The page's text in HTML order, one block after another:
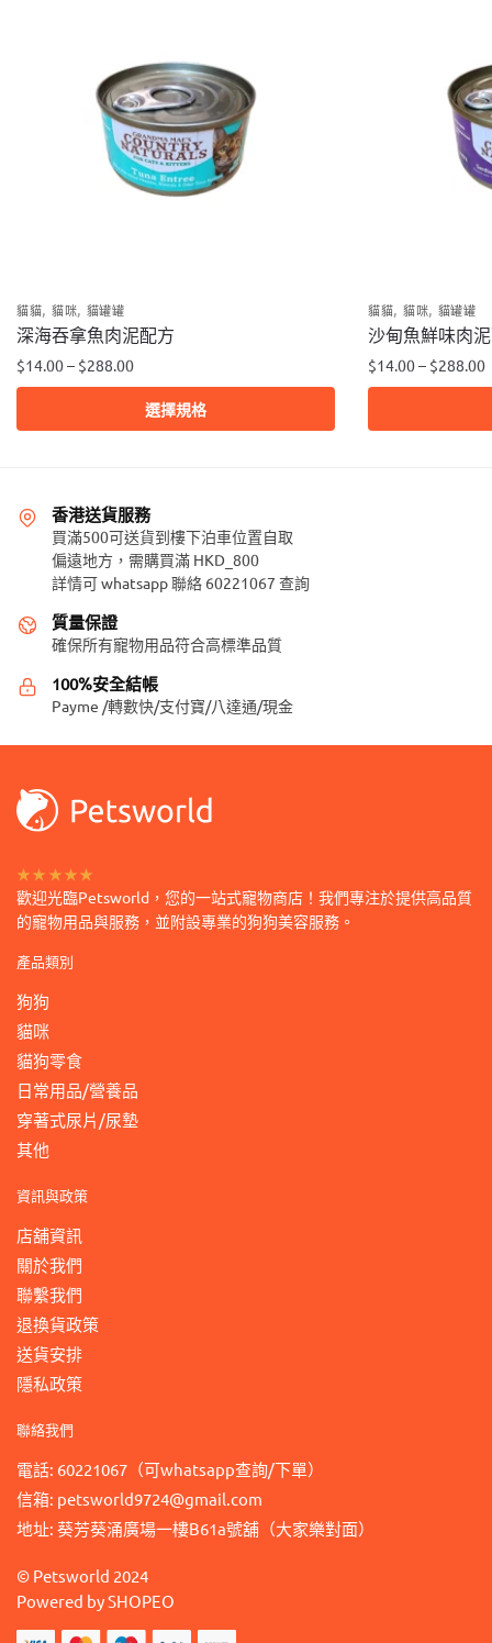
貓貓, 貓咪, 貓罐罐
深海吞拿魚肉泥配方
$14.00– $288.00
選擇規格
產
多
種
可
在
品
面
擇
選
貓貓, 貓咪, 貓罐罐
沙甸魚鮮味肉
$14.00– $288.00
產
面
香港送貨服務
買滿500可送貨到樓下泊車位置自取
偏遠地方，需購買滿 HKD_800
詳情可 whatsapp 聯絡 60221067 查詢
質量保證
確保所有寵物用品符合高標準品質
100%安全結帳
Payme /轉數快/支付寶/八達通/現金
★★★★★
歡迎光臨Petsworld，您的一站式寵物商店！我們專注於提供高品質
的寵物用品與服務，並附設專業的狗狗美容服務。
產品類別
狗狗
貓咪
貓狗零食
日常用品/營養品
穿著式尿片/尿墊
其他
資訊與政策
店舖資訊
關於我們
聯繫我們
退換貨政策
送貨安排
隱私政策
聯絡我們
電話: 60221067（可whatsapp查詢/下單）
信箱: petsworld9724@gmail.com
地址: 葵芳葵涌廣場一樓B61a號舖（大家樂對面）
© Petsworld 2024
Powered bySHOPEO